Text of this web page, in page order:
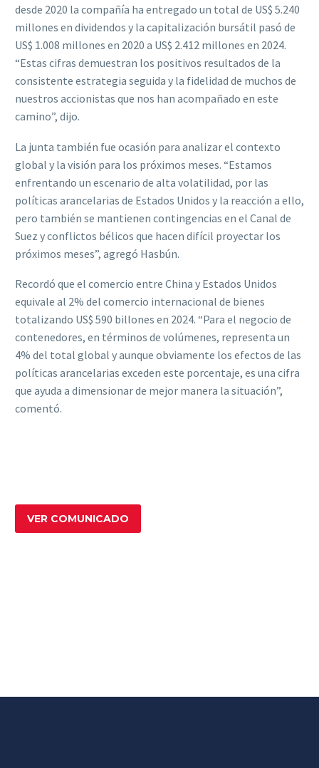
desde 2020 la compañía ha entregado un total de US$ 5.240
millones en dividendos y la capitalización bursátil pasó de
US$ 1.008 millones en 2020 a US$ 2.412 millones en 2024.
“Estas cifras demuestran los positivos resultados de la
consistente estrategia seguida y la fidelidad de muchos de
nuestros accionistas que nos han acompañado en este
camino”, dijo.
La junta también fue ocasión para analizar el contexto
global y la visión para los próximos meses. “Estamos
enfrentando un escenario de alta volatilidad, por las
políticas arancelarias de Estados Unidos y la reacción a ello,
pero también se mantienen contingencias en el Canal de
Suez y conflictos bélicos que hacen difícil proyectar los
próximos meses”, agregó Hasbún.
Recordó que el comercio entre China y Estados Unidos
equivale al 2% del comercio internacional de bienes
totalizando US$ 590 billones en 2024. “Para el negocio de
contenedores, en términos de volúmenes, representa un
4% del total global y aunque obviamente los efectos de las
políticas arancelarias exceden este porcentaje, es una cifra
que ayuda a dimensionar de mejor manera la situación”,
comentó.
VER COMUNICADO